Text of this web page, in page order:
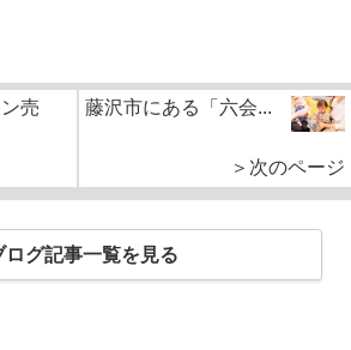
売
藤沢市にある「六会...
＞次のページ
ログ記事一覧を見る